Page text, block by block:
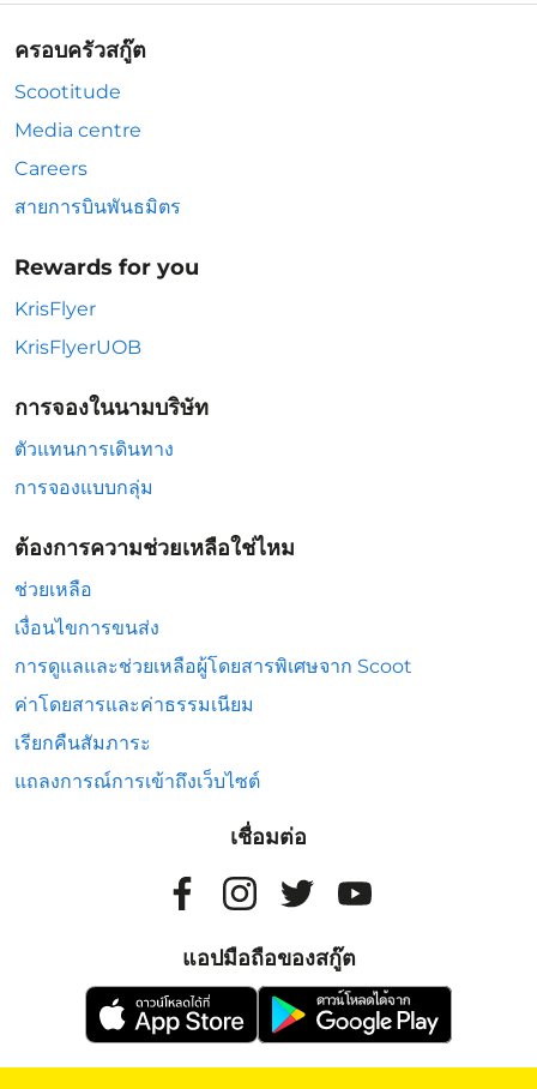
ครอบครัวสกู๊ต
Scootitude
Media centre
Careers
สายการบินพันธมิตร
Rewards for you
KrisFlyer
KrisFlyerUOB
การจองในนามบริษัท
ตัวแทนการเดินทาง
การจองแบบกลุ่ม
ต้องการความช่วยเหลือใช่ไหม
ช่วยเหลือ
เงื่อนไขการขนส่ง
การดูแลและช่วยเหลือผู้โดยสารพิเศษจาก Scoot
ค่าโดยสารและค่าธรรมเนียม
เรียกคืนสัมภาระ
แถลงการณ์การเข้าถึงเว็บไซต์
เชื่อมต่อ
แอปมือถือของสกู๊ต